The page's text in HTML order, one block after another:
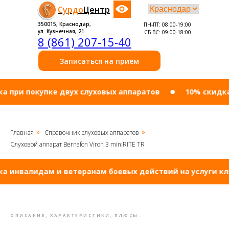
8 (861) 207-15-40
СурдоЦентр
350015, Краснодар,
ул. Кузнечная, 21
ПН-ПТ: 08:00-19:00
СБ-ВС: 09:00-18:00
Записаться на приём
покупке двух слуховых аппаратов 10% cкидка
Главная » Справочник слуховых аппаратов »
Слуховой аппарат Bernafon Viron 3 miniRITE TR
и ветеранам боевых действий на услуги
ОПИСАНИЕ, ХАРАКТЕРИСТИКИ, ПЛЮСЫ.